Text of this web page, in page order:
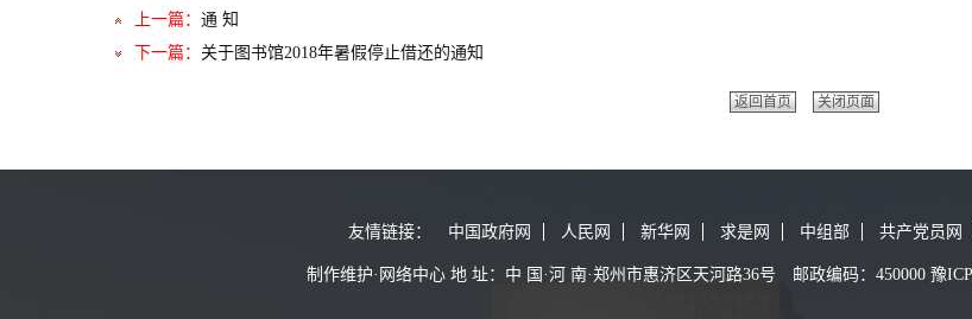
上一篇： 通 知
下一篇： 关于图书馆2018年暑假停止借还的通知
返回首页 关闭页面
友情链接： 中国政府网 人民网 新华网 求是网 中组部 共产党员网
制作维护·网络中心 地 址：中 国·河 南·郑州市惠济区天河路36号 邮政编码：450000 豫ICP